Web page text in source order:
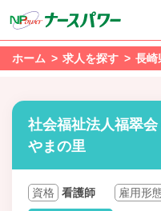
ホーム 求人を探す 長崎
社会福祉法人福翠
やまの里
資格 看護師 雇用形